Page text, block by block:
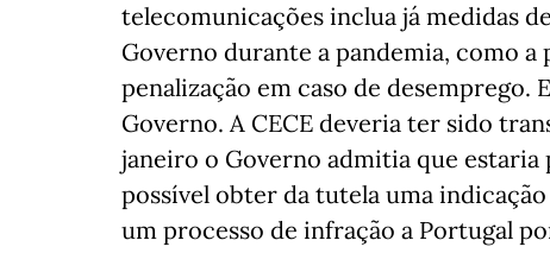
telecomunicações inclua já medidas
Governo durante a pandemia, como
penalização em caso de
Governo. A CECE deveria ter sido
janeiro o Governo admitia que
possível obter da tutela uma
um processo de infração a Portugal